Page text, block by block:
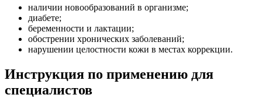
наличии новообразований в организме;
диабете;
беременности и лактации;
обострении хронических заболеваний;
нарушении целостности кожи в местах коррекции.
Инструкция по применению для
специалистов